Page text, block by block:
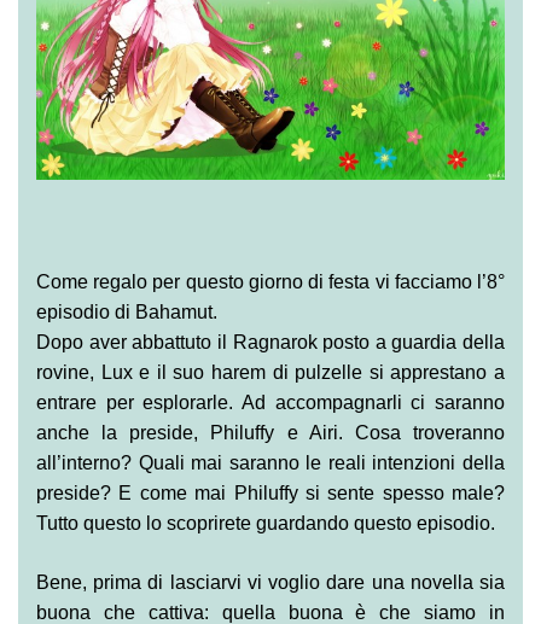
Come regalo per questo giorno di festa vi facciamo l’8°
episodio di Bahamut.
Dopo aver abbattuto il Ragnarok posto a guardia della
rovine, Lux e il suo harem di pulzelle si apprestano a
entrare per esplorarle. Ad accompagnarli ci saranno
anche la preside, Philuffy e Airi. Cosa troveranno
all’interno? Quali mai saranno le reali intenzioni della
preside? E come mai Philuffy si sente spesso male?
Tutto questo lo scoprirete guardando questo episodio.
Bene, prima di lasciarvi vi voglio dare una novella sia
buona che cattiva: quella buona è che siamo in